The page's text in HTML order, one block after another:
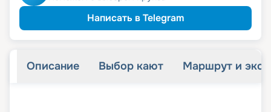
Написать в Telegram
Описание Выбор кают Маршрут и